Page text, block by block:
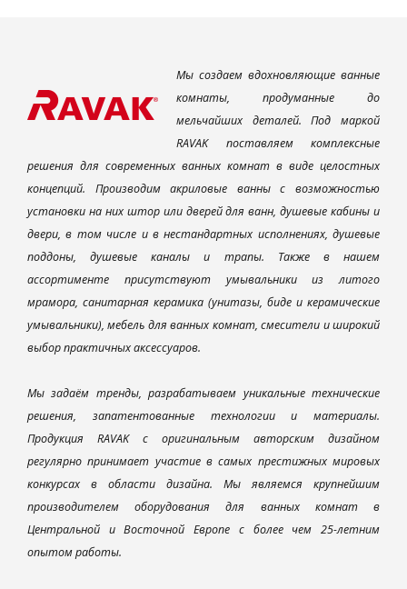
Мы создаем вдохновляющие ванные
комнаты, продуманные до
мельчайших деталей. Под маркой
RAVAK поставляем комплексные
решения для современных ванных комнат в виде целостных
концепций. Производим акриловые ванны с возможностью
установки на них штор или дверей для ванн, душевые кабины и
двери, в том числе и в нестандартных исполнениях, душевые
поддоны, душевые каналы и трапы. Также в нашем
ассортименте присутствуют умывальники из литого
мрамора, санитарная керамика (унитазы, биде и керамические
умывальники), мебель для ванных комнат, смесители и широкий
выбор практичных аксессуаров.
Мы задаём тренды, разрабатываем уникальные технические
решения, запатентованные технологии и материалы.
Продукция RAVAK с оригинальным авторским дизайном
регулярно принимает участие в самых престижных мировых
конкурсах в области дизайна. Мы являемся крупнейшим
производителем оборудования для ванных комнат в
Центральной и Восточной Европе с более чем 25-летним
опытом работы.